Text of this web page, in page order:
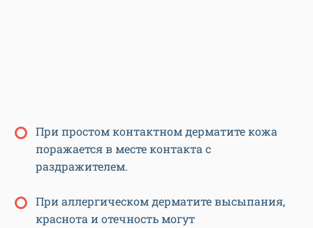
При простом контактном дерматите кожа
поражается в месте контакта с
раздражителем.
При аллергическом дерматите высыпания,
краснота и отечность могут